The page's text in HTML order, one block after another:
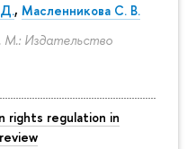
Д., Масленникова С. В.
М.: Издательство
rights regulation in